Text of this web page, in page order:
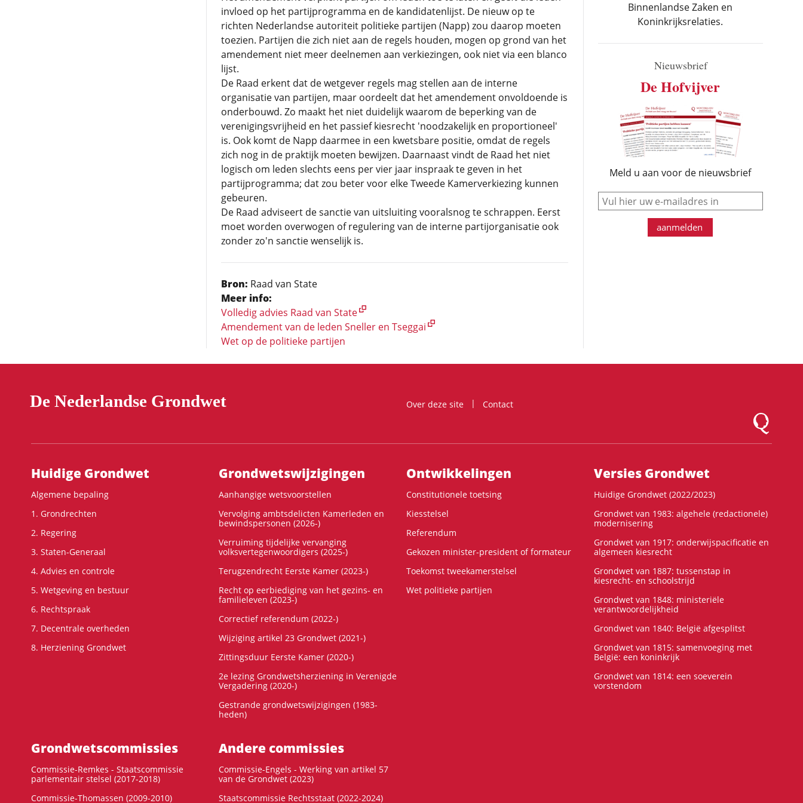
invloed op het partijprogramma en de kandidatenlijst. De nieuw op te
richten Nederlandse autoriteit politieke partijen (Napp) zou daarop moeten
toezien. Partijen die zich niet aan de regels houden, mogen op grond van het
amendement niet meer deelnemen aan verkiezingen, ook niet via een blanco
lijst.
De Raad erkent dat de wetgever regels mag stellen aan de interne
organisatie van partijen, maar oordeelt dat het amendement onvoldoende is
onderbouwd. Zo maakt het niet duidelijk waarom de beperking van de
verenigingsvrijheid en het passief kiesrecht 'noodzakelijk en proportioneel'
is. Ook komt de Napp daarmee in een kwetsbare positie, omdat de regels
zich nog in de praktijk moeten bewijzen. Daarnaast vindt de Raad het niet
logisch om leden slechts eens per vier jaar inspraak te geven in het
partijprogramma; dat zou beter voor elke Tweede Kamerverkiezing kunnen
gebeuren.
De Raad adviseert de sanctie van uitsluiting vooralsnog te schrappen. Eerst
moet worden overwogen of regulering van de interne partijorganisatie ook
zonder zo'n sanctie wenselijk is.
Bron: Raad van State
Meer info:
Volledig advies Raad van State
Amendement van de leden Sneller en Tseggai
Wet op de politieke partijen
Binnenlandse Zaken en
Koninkrijksrelaties.
Nieuwsbrief
De Hofvijver
Meld u aan voor de nieuwsbrief
e-mail
aanmelden
De Nederlandse Grondwet Over deze site
Contact
Logo
Hoofdnavigatie
Huidige Grondwet
Algemene bepaling
1. Grondrechten
2. Regering
3. Staten-Generaal
4. Advies en controle
5. Wetgeving en bestuur
6. Rechtspraak
7. Decentrale overheden
8. Herziening Grondwet
Grondwets­wijzigingen
Aanhangige wetsvoorstellen
Vervolging ambtsdelicten Kamerleden en
bewindspersonen (2026-)
Verruiming tijdelijke vervanging
volksvertegenwoordigers (2025-)
Terugzendrecht Eerste Kamer (2023-)
Recht op eerbiediging van het gezins- en
familieleven (2023-)
Correctief referendum (2022-)
Wijziging artikel 23 Grondwet (2021-)
Zittingsduur Eerste Kamer (2020-)
2e lezing Grondwetsherziening in Verenigde
Vergadering (2020-)
Gestrande grondwetswijzigingen (1983-
heden)
Ontwikke­lingen
Constitutionele toetsing
Kiesstelsel
Referendum
Gekozen minister-president of formateur
Toekomst tweekamerstelsel
Wet politieke partijen
Versies Grondwet
Huidige Grondwet (2022/2023)
Grondwet van 1983: algehele (redactionele)
modernisering
Grondwet van 1917: onderwijspacificatie en
algemeen kiesrecht
Grondwet van 1887: tussenstap in
kiesrecht- en schoolstrijd
Grondwet van 1848: ministeriële
verantwoordelijkheid
Grondwet van 1840: België afgesplitst
Grondwet van 1815: samenvoeging met
België: een koninkrijk
Grondwet van 1814: een soeverein
vorstendom
Grondwets­commissies
Commissie-Remkes - Staatscommissie
parlementair stelsel (2017-2018)
Commissie-Thomassen (2009-2010)
Andere commissies
Commissie-Engels - Werking van artikel 57
van de Grondwet (2023)
Staatscommissie Rechtsstaat (2022-2024)